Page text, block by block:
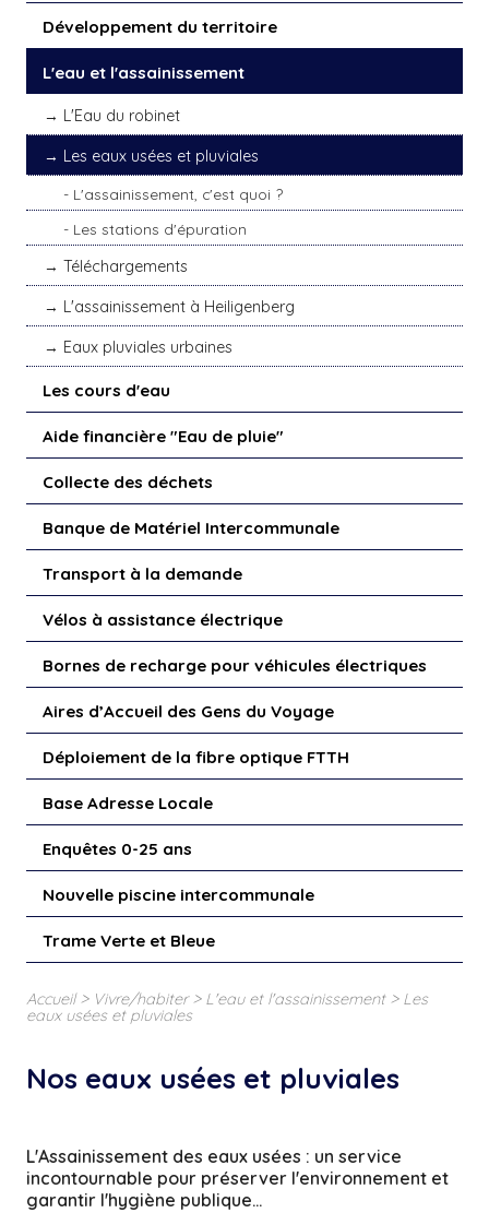
Développement du territoire
L'eau et l'assainissement
L'Eau du robinet
Les eaux usées et pluviales
L'assainissement, c'est quoi ?
Les stations d'épuration
Téléchargements
L'assainissement à Heiligenberg
Eaux pluviales urbaines
Les cours d'eau
Aide financière "Eau de pluie"
Collecte des déchets
Banque de Matériel Intercommunale
Transport à la demande
Vélos à assistance électrique
Bornes de recharge pour véhicules électriques
Aires d’Accueil des Gens du Voyage
Déploiement de la fibre optique FTTH
Base Adresse Locale
Enquêtes 0-25 ans
Nouvelle piscine intercommunale
Trame Verte et Bleue
Accueil> Vivre/habiter> L'eau et l'assainissement> Les
eaux usées et pluviales
Nos eaux usées et pluviales
L'Assainissement des eaux usées : un service
incontournable pour préserver l'environnement et
garantir l'hygiène publique…